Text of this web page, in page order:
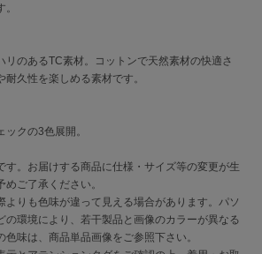
リのあるTC素材。コットンで天然素材の快適さ
久性を楽しめる素材です。
クの3色展開。
。お届けする商品に仕様・サイズ等の変更が生
ご了承ください。
りも色味が違って見える場合があります。パソ
の環境により、若干製品と画像のカラーが異なる
味は、商品単品画像をご参照下さい。